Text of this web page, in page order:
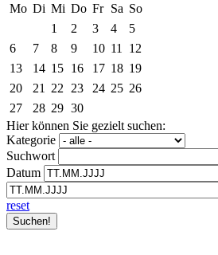
Mo Di Mi Do Fr Sa So
1
2 3 4
5
6
7 8 9 10 11
12
13
14 15 16 17 18 19
20
21 22 23 24 25 26
27
28 29 30
Hier können Sie gezielt suchen:
Kategorie
Suchwort
Datum
reset